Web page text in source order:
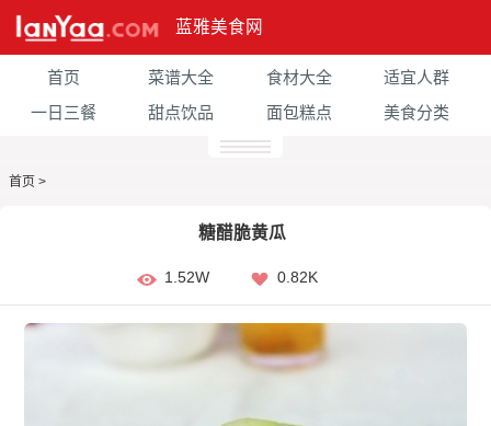
蓝雅美食网
首页 菜谱大全 食材大全
适宜人群
一日三餐
甜点饮品 面包糕点 美食分类
首页 >
糖醋脆黄瓜
1.52W 0.82K